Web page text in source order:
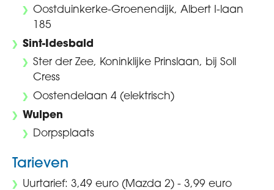
Oostduinkerke-Groenendijk, Albert I-laan
185
Sint-Idesbald
Ster der Zee, Koninklijke Prinslaan, bij Soll
Cress
Oostendelaan 4 (elektrisch)
Wulpen
Dorpsplaats
Tarieven
Uurtarief: 3,49 euro (Mazda 2) - 3,99 euro